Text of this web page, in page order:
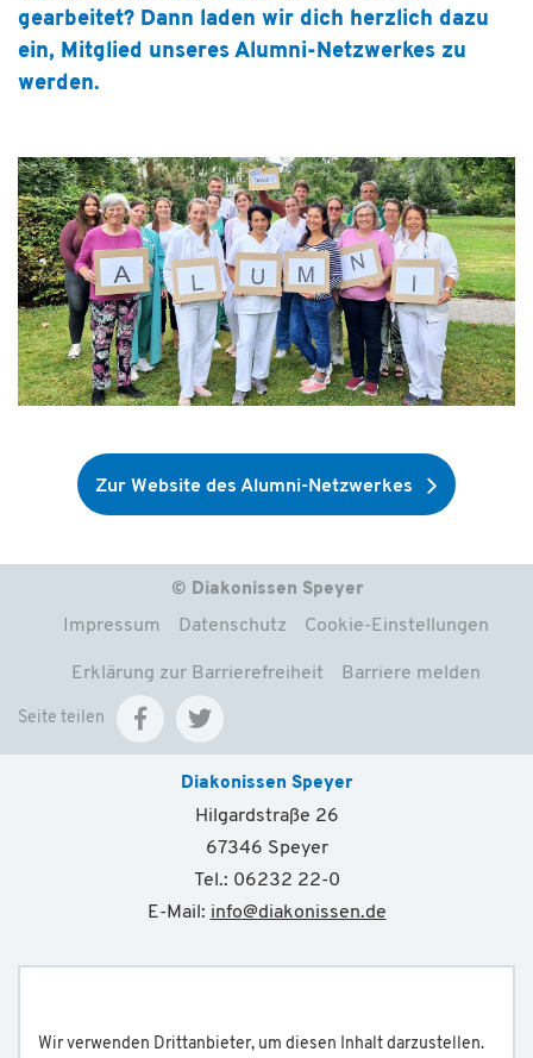
gearbeitet? Dann laden wir dich herzlich dazu
ein, Mitglied unseres Alumni-Netzwerkes zu
werden.
Zur Website des Alumni-Netzwerkes
© Diakonissen Speyer
Impressum Datenschutz Cookie-Einstellungen
Erklärung zur Barrierefreiheit Barriere melden
Seite teilen
Diakonissen Speyer
Hilgardstraße 26
67346 Speyer
Tel.: 06232 22-0
E-Mail: info@diakonissen.de
Wir verwenden Drittanbieter, um diesen Inhalt darzustellen.